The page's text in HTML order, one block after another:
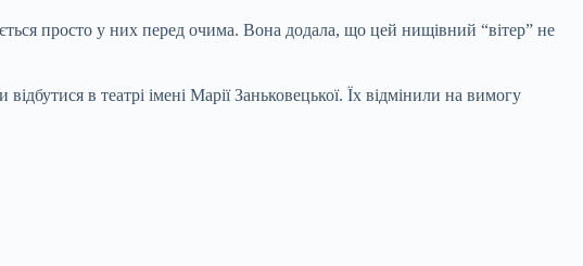
просто у них перед очима. Вона додала, що цей нищівний “вітер” не
в театрі імені Марії Заньковецької. Їх відмінили на вимогу